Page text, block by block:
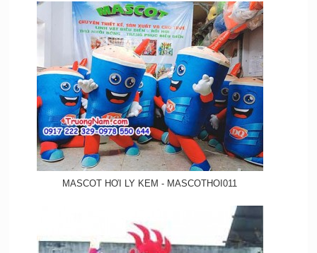
MASCOT HƠI LY KEM - MASCOTHOI011